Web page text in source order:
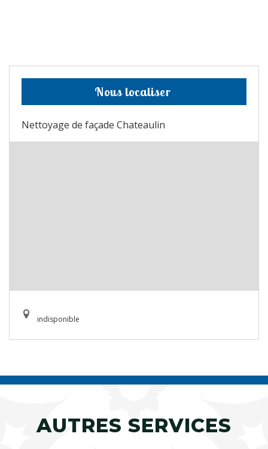
Nous localiser
Nettoyage de façade Chateaulin
indisponible
AUTRES SERVICES